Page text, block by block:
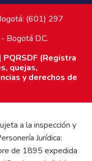
(601) 297
Bogotá D.C.
| PQRSDF (Registra
quejas,
y derechos de
a la inspección y
Jurídica:
de 1895 expedida